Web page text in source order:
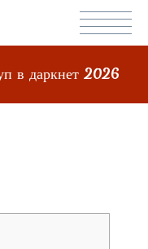
в даркнет 2026